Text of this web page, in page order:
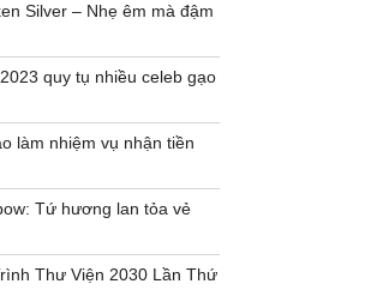
Silver – Nhẹ êm mà đậm
quy tụ nhiều celeb gạo
làm nhiệm vụ nhận tiền
Tứ hương lan tỏa vẻ
Thư Viện 2030 Lần Thứ